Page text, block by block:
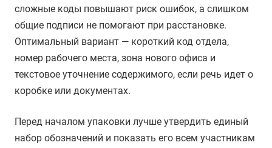
сложные коды повышают риск ошибок, а слишком
общие подписи не помогают при расстановке.
Оптимальный вариант — короткий код отдела,
номер рабочего места, зона нового офиса и
текстовое уточнение содержимого, если речь идет о
коробке или документах.
Перед началом упаковки лучше утвердить единый
набор обозначений и показать его всем участникам